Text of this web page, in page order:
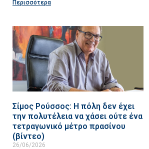
Περισσότερα
Σίμος Ρούσσος: Η πόλη δεν έχει
την πολυτέλεια να χάσει ούτε ένα
τετραγωνικό μέτρο πρασίνου
(βίντεο)
26/06/2026